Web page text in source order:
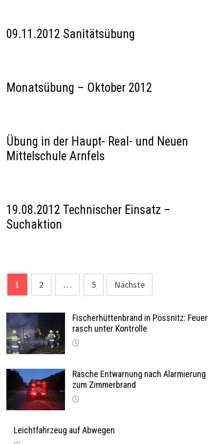
09.11.2012 Sanitätsübung
Monatsübung – Oktober 2012
Übung in der Haupt- Real- und Neuen
Mittelschule Arnfels
19.08.2012 Technischer Einsatz –
Suchaktion
Seitennummerierung
der
Beiträge
1 2 … 5 Nächste
Fischerhüttenbrand in Pössnitz: Feuer
rasch unter Kontrolle
Rasche Entwarnung nach Alarmierung
zum Zimmerbrand
Leichtfahrzeug auf Abwegen